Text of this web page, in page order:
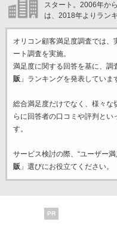
スタート。2006年か
は、2018年よりラン
オリコン顧客満足度調査では、
ート調査を実施。
満足度に関する回答を基に、調
販 」ランキングを発表していま
総合満足度だけでなく、様々な
らに回答者の口コミや評判とい
す。
サービス検討の際、“ユーザー
販 」選びにお役立てください。
PR